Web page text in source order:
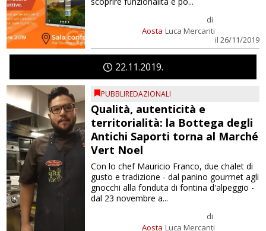
Aosta
di
Luca Mercanti
il 26/11/2019
22 11 2019
PUBBLIREDAZIONALI
Qualità, autenticità e
territorialità: la Bottega degli
Antichi Saporti torna al Marché
Vert Noel
Aosta
di
Luca Mercanti
Con lo chef Mauricio Franco, due chalet di
gusto e tradizione - dal panino gourmet agli
gnocchi alla fonduta di fontina d'alpeggio -
dal 23 novembre a...